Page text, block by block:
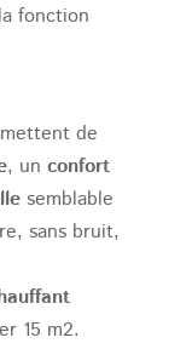
fonction
de
, un confort
semblable
sans bruit,
15 m2.